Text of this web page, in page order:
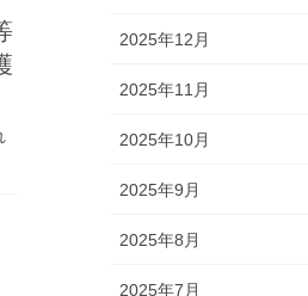
2025年12月
2025年11月
2025年10月
2025年9月
2025年8月
2025年7月